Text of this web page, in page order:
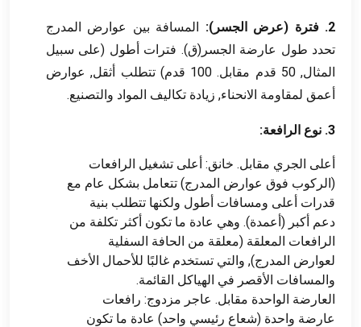
2. فترة (عرض الجسر):
المسافة بين عوارض المدرج
تحدد طول عارضة الجسر(ق). فترات أطول (على سبيل
المثال, 50 قدم مقابل. 100 قدم) تتطلب أثقل, عوارض
أعمق لمقاومة الانحناء, زيادة تكاليف المواد والتصنيع.
3. نوع الرافعة:
أعلى الجري مقابل. خانق: أعلى تشغيل الرافعات
(الركوب فوق عوارض المدرج) تتعامل بشكل عام مع
قدرات أعلى ومسافات أطول ولكنها تتطلب بنية
دعم أكبر (أعمدة). وهي عادة ما تكون أكثر تكلفة من
الرافعات المعلقة (معلقة من الحافة السفلية
لعوارض المدرج), والتي تستخدم غالبًا للأحمال الأخف
والمسافات الأقصر في الهياكل القائمة.
العارضة الواحدة مقابل. عاجر مزدوج: رافعات
عارضة واحدة (شعاع رئيسي واحد) عادة ما تكون